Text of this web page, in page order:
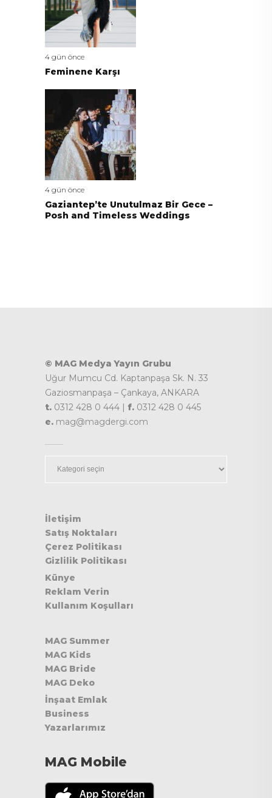
4 gün önce
Feminene Karşı
4 gün önce
Gaziantep’te Unutulmaz Bir Gece –
Posh and Timeless Weddings
© MAG Medya Yayın Grubu
Uğur Mumcu Cd. Kaptanpaşa Sk. N. 33
Gaziosmanpaşa – Çankaya, ANKARA
t. 0312 428 0 444 | f. 0312 428 0 445
e. mag@magdergi.com
İletişim
Satış Noktaları
Çerez Politikası
Gizlilik Politikası
Künye
Reklam Verin
Kullanım Koşulları
MAG Summer
MAG Kids
MAG Bride
MAG Deko
İnşaat Emlak
Business
Yazarlarımız
MAG Mobile